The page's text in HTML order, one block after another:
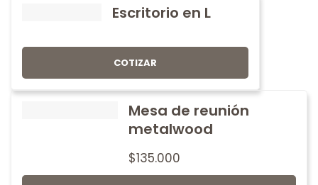
Escritorio en L
COTIZAR
Mesa de reunión
metalwood
$135.000